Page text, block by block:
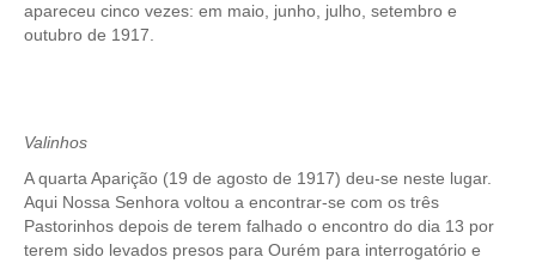
apareceu cinco vezes: em maio, junho, julho, setembro e
outubro de 1917.
Valinhos
A quarta Aparição (19 de agosto de 1917) deu-se neste lugar.
Aqui Nossa Senhora voltou a encontrar-se com os três
Pastorinhos depois de terem falhado o encontro do dia 13 por
terem sido levados presos para Ourém para interrogatório e